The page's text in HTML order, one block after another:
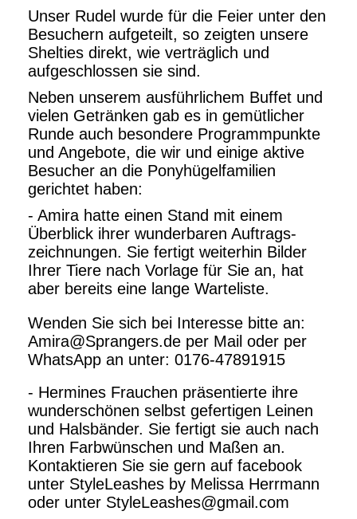
Unser Rudel wurde für die Feier unter den
Besuchern aufgeteilt, so zeigten unsere
Shelties direkt, wie verträglich und
aufgeschlossen sie sind.
Neben unserem ausführlichem Buffet und
vielen Getränken gab es in gemütlicher
Runde auch besondere Programmpunkte
und Angebote, die wir und einige aktive
Besucher an die Ponyhügelfamilien
gerichtet haben:
- Amira hatte einen Stand mit einem
Überblick ihrer wunderbaren Auftrags-
zeichnungen. Sie fertigt weiterhin Bilder
Ihrer Tiere nach Vorlage für Sie an, hat
aber bereits eine lange Warteliste.
Wenden Sie sich bei Interesse bitte an:
Amira@Sprangers.de per Mail oder per
WhatsApp an unter: 0176-47891915
- Hermines Frauchen präsentierte ihre
wunderschönen selbst gefertigen Leinen
und Halsbänder. Sie fertigt sie auch nach
Ihren Farbwünschen und Maßen an.
Kontaktieren Sie sie gern auf facebook
unter StyleLeashes by Melissa Herrmann
oder unter StyleLeashes@gmail.com